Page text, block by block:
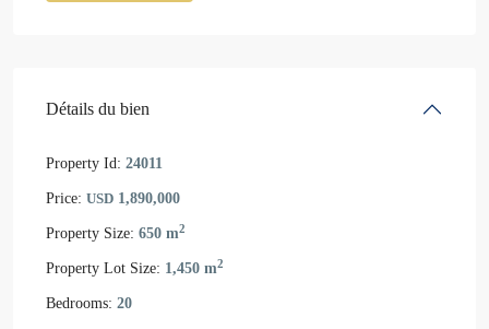
Détails du bien
Property Id: 24011
Price: USD 1,890,000
Property Size: 650 m2
Property Lot Size: 1,450 m2
Bedrooms: 20